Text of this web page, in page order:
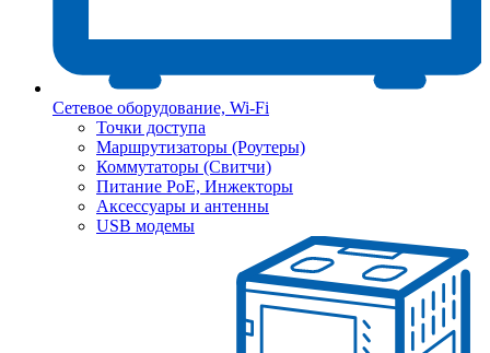
Сетевое оборудование, Wi-Fi
Точки доступа
Маршрутизаторы (Роутеры)
Коммутаторы (Свитчи)
Питание PoE, Инжекторы
Аксессуары и антенны
USB модемы